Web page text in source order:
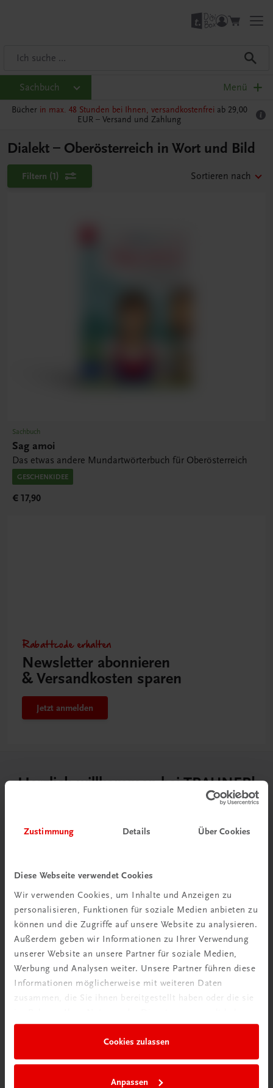
Zustimmung Details Über Cookies
Diese Webseite verwendet Cookies
Wir verwenden Cookies, um Inhalte und Anzeigen zu
personalisieren, Funktionen für soziale Medien anbieten zu
können und die Zugriffe auf unsere Website zu analysieren.
Außerdem geben wir Informationen zu Ihrer Verwendung
unserer Website an unsere Partner für soziale Medien,
Werbung und Analysen weiter. Unsere Partner führen diese
Informationen möglicherweise mit weiteren Daten
zusammen, die Sie ihnen bereitgestellt haben oder die sie
Cookies zulassen
Anpassen
Sachbuch Menü
Bücher in max. 48 Stunden bei Ihnen, versandkostenfrei ab 29,00
EUR – Versand und Zahlung
Dialekt – Oberösterreich in Wort und Bild
Filtern (1) Sortieren nach
Sachbuch
Sag amoi
Das etwas andere Mundartwörterbuch für Oberösterreich
GESCHENKIDEE
€ 17,90
Rabattcode erhalten
Newsletter abonnieren
& Versandkosten sparen
Jetzt anmelden
Herzlich willkommen bei TRAUNER!
75 Mitarbeiterinnen und Mitarbeitern, die eines verbindet:
Begeisterung für unsere Produkte.
Köglstraße 14 | 4020 Linz
Österreich/Austria
Tel.: +43 732 778241